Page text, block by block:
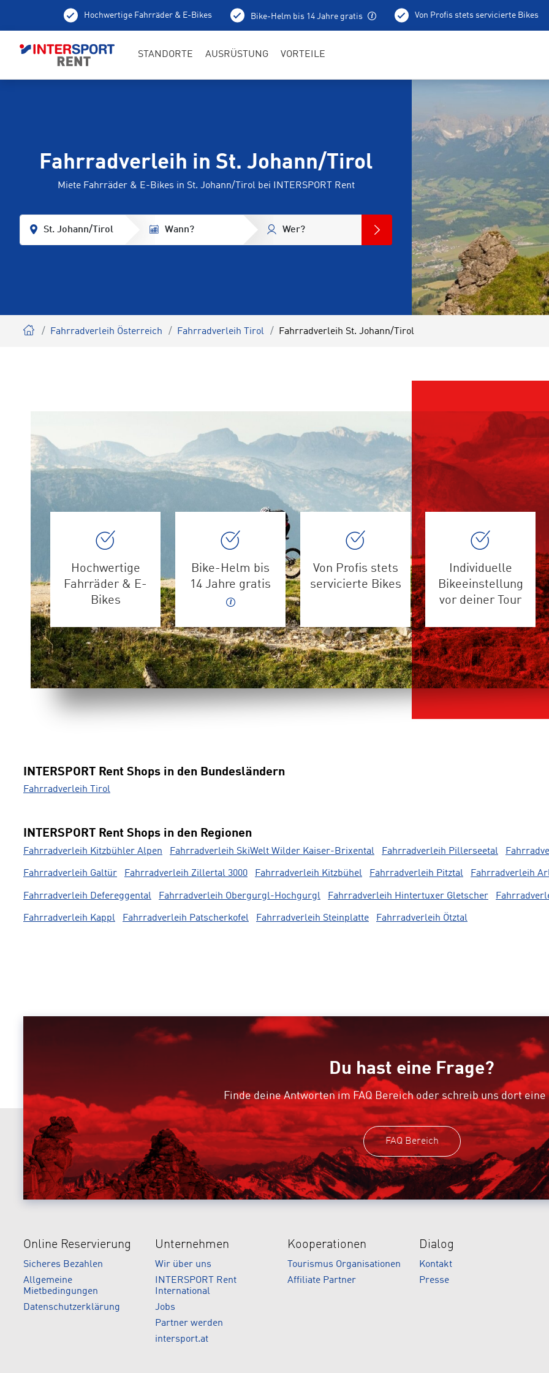
Hochwertige Fahrräder & E-Bikes Bike-Helm bis 14 Jahre gratis Von Profis stets servicierte Bikes
STANDORTE AUSRÜSTUNG VORTEILE
Fahrradverleih in St. Johann/Tirol
Miete Fahrräder & E-Bikes in St. Johann/Tirol bei INTERSPORT Rent
St. Johann/Tirol Wann? Wer?
Fahrradverleih Österreich Fahrradverleih Tirol Fahrradverleih St. Johann/Tirol
Hochwertige
Fahrräder & E-
Bikes
Bike-Helm bis
14 Jahre gratis
Von Profis stets
servicierte Bikes
Individuelle
Bikeeinstellung
vor deiner Tour
INTERSPORT Rent Shops in den Bundesländern
Fahrradverleih Tirol
INTERSPORT Rent Shops in den Regionen
Fahrradverleih Kitzbühler Alpen Fahrradverleih SkiWelt Wilder Kaiser-Brixental Fahrradverleih Pillerseetal
Fahrradverleih Galtür Fahrradverleih Zillertal 3000 Fahrradverleih Kitzbühel Fahrradverleih Pitztal Fahrradverleih
Fahrradverleih Defereggental Fahrradverleih Obergurgl-Hochgurgl Fahrradverleih Hintertuxer Gletscher
Fahrradverleih Kappl Fahrradverleih Patscherkofel Fahrradverleih Steinplatte Fahrradverleih Ötztal
Du hast eine Frage?
Finde deine Antworten im FAQ Bereich oder schreib uns dort
FAQ Bereich
Online Reservierung
Sicheres Bezahlen
Allgemeine
Mietbedingungen
Datenschutzerklärung
Unternehmen
Wir über uns
INTERSPORT Rent
International
Jobs
Partner werden
intersport.at
Kooperationen
Tourismus Organisationen
Affiliate Partner
Dialog
Kontakt
Presse